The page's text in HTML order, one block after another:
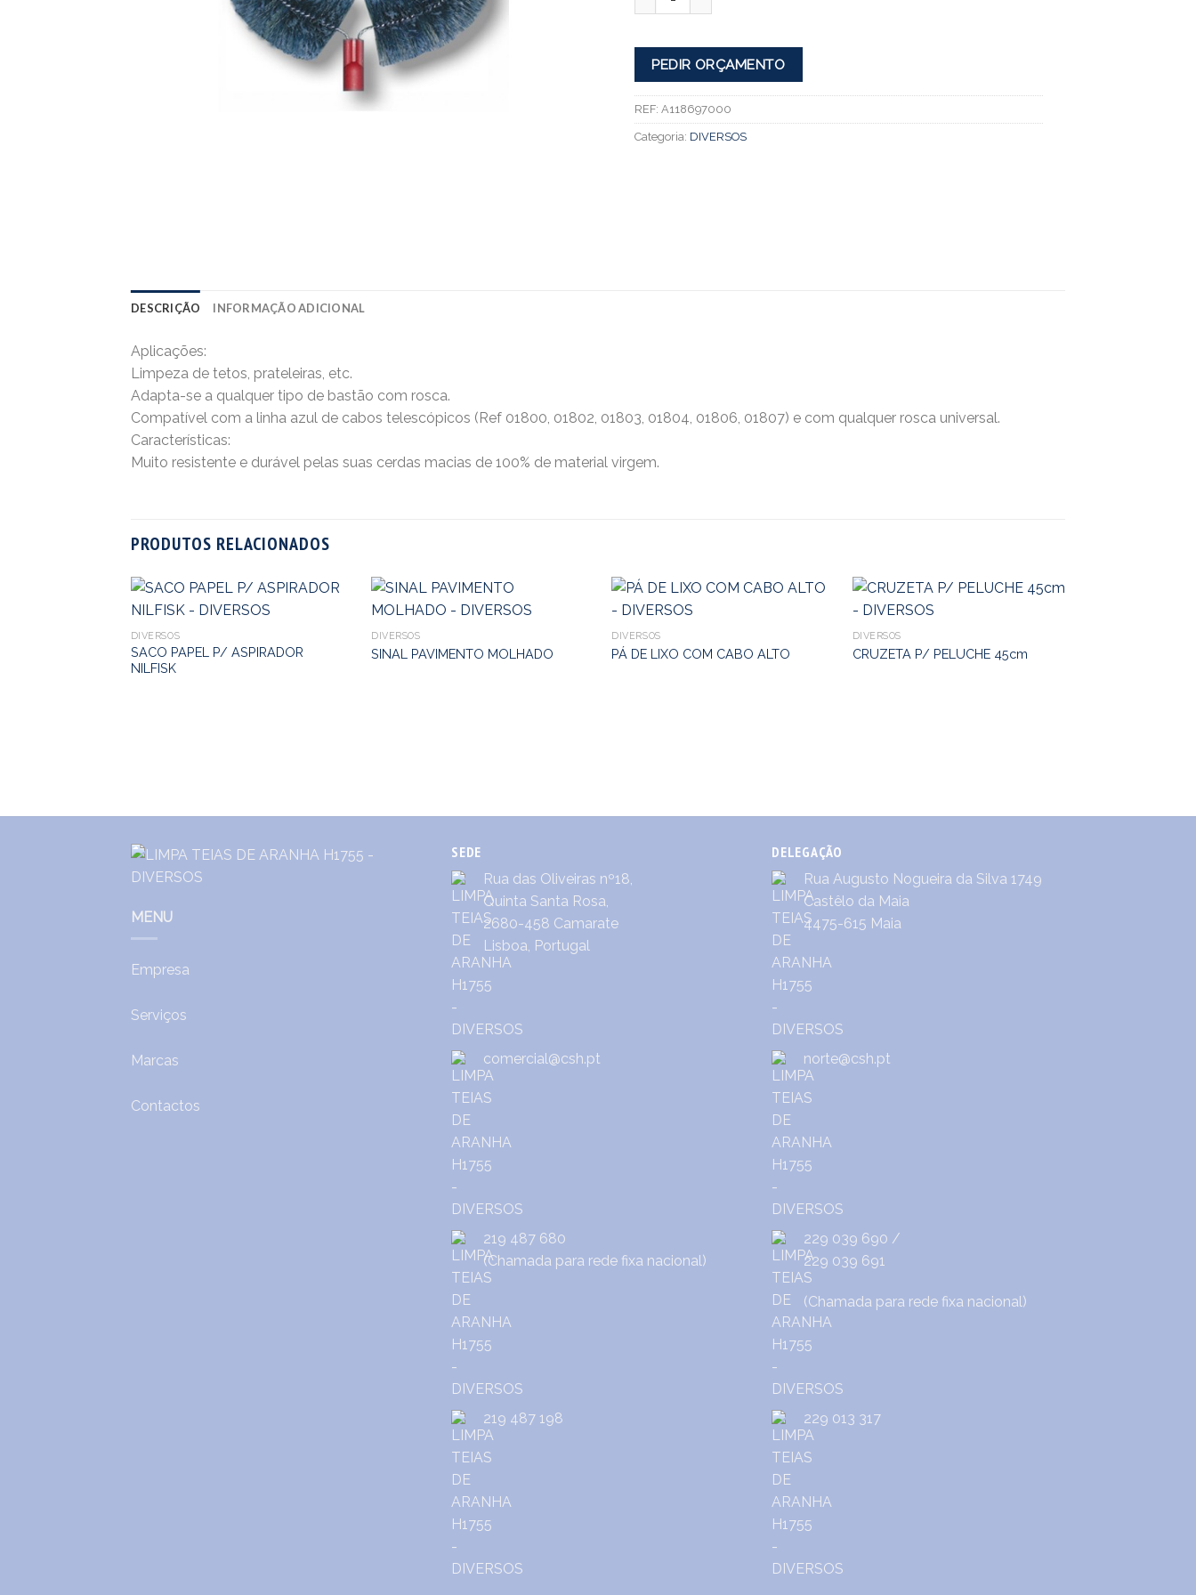
PEDIR ORÇAMENTO
REF: A118697000
Categoria: DIVERSOS
DESCRIÇÃO INFORMAÇÃO ADICIONAL
Aplicações:
Limpeza de tetos, prateleiras, etc.
Adapta-se a qualquer tipo de bastão com rosca.
Compatível com a linha azul de cabos telescópicos (Ref 01800, 01802, 01803, 01804, 01806, 01807) e com qualquer rosca universal.
Características:
Muito resistente e durável pelas suas cerdas macias de 100% de material virgem.
PRODUTOS RELACIONADOS
DIVERSOS
SACO PAPEL P/ ASPIRADOR
NILFISK
DIVERSOS
SINAL PAVIMENTO MOLHADO
DIVERSOS
PÁ DE LIXO COM CABO ALTO
DIVERSOS
CRUZETA P/ PELUCHE 45cm
MENU
Empresa
Serviços
Marcas
Contactos
SEDE
Rua das Oliveiras nº18,
Quinta Santa Rosa,
2680-458 Camarate
Lisboa, Portugal
comercial@csh.pt
219 487 680
(Chamada para rede fixa nacional)
219 487 198
DELEGAÇÃO
Rua Augusto Nogueira da Silva 1749
Castêlo da Maia
4475-615 Maia
norte@csh.pt
229 039 690 /
229 039 691
(Chamada para rede fixa nacional)
229 013 317